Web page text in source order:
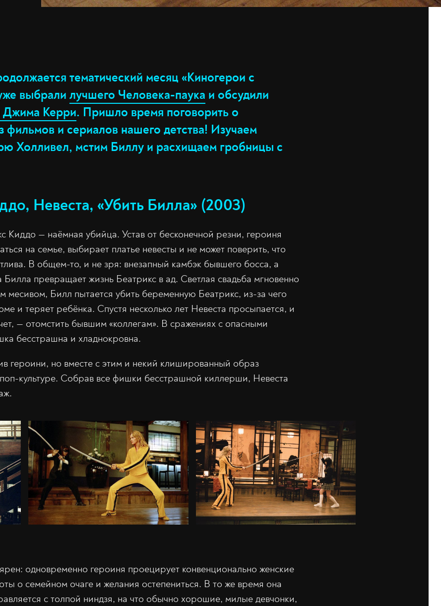
тематический месяц «Киногерои с
выбрали лучшего Человека-паука и обсудили
Джима Керри. Пришло время поговорить о
фильмов и сериалов нашего детства! Изучаем
Холливел, мстим Биллу и расхищаем гробницы с
Невеста, «Убить Билла» (2003)
Киддо — наёмная убийца. Устав от бесконечной резни, героиня
на семье, выбирает платье невесты и не может поверить, что
В общем-то, и не зря: внезапный камбэк бывшего босса, а
превращает жизнь Беатрикс в ад. Светлая свадьба мгновенно
месивом, Билл пытается убить беременную Беатрикс, из-за чего
и теряет ребёнка. Спустя несколько лет Невеста просыпается, и
— отомстить бывшим «коллегам». В сражениях с опасными
бесстрашна и хладнокровна.
героини, но вместе с этим и некий клишированный образ
культуре. Собрав все фишки бесстрашной киллерши, Невеста
одновременно героиня проецирует конвенционально женские
о семейном очаге и желания остепениться. В то же время она
с толпой ниндзя, на что обычно хорошие, милые девчонки,